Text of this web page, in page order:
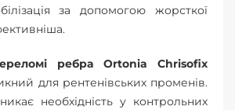
за допомогою жорсткої
ребра Ortonia Chrisofix
для рентенівських променів.
необхідність у контрольних